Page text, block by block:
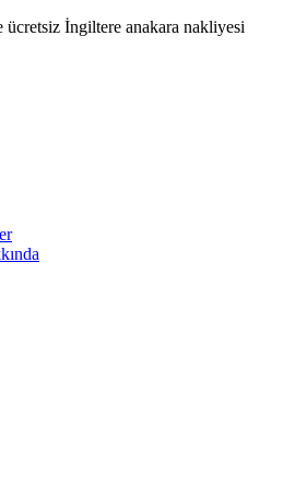
ücretsiz İngiltere anakara nakliyesi